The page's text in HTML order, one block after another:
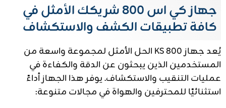
جهاز كي اس 800 شريكك الأمثل في
كافة تطبيقات الكشف والاستكشاف
يُعد جهاز KS 800 الحل الأمثل لمجموعة واسعة من
المستخدمين الذين يبحثون عن الدقة والكفاءة في
عمليات التنقيب والاستكشاف. يوفر هذا الجهاز أداءً
استثنائيًا للمحترفين والهواة في مجالات متنوعة: